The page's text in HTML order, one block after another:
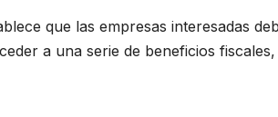
que las empresas interesadas
a una serie de beneficios